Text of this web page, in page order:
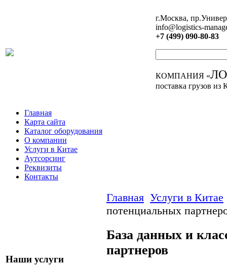
г.Москва,
info@logistics-
+7 (499) 090-80-83
КОМПАНИЯ «
поставка грузов из
Главная
Карта сайта
Каталог оборудования
О компании
Услуги в Китае
Аутсорсинг
Реквизиты
Контакты
Наши услуги
Главная Услуги в Китае
потенциальных
База данных и
партнеров